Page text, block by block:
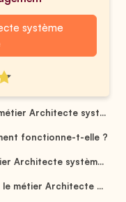
système
Architecte syst...
fonctionne-t-elle ?
Architecte systèm...
le métier Architecte ...